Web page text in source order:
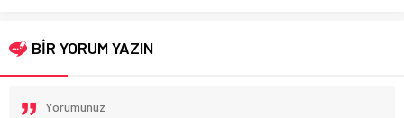
BİR YORUM YAZIN